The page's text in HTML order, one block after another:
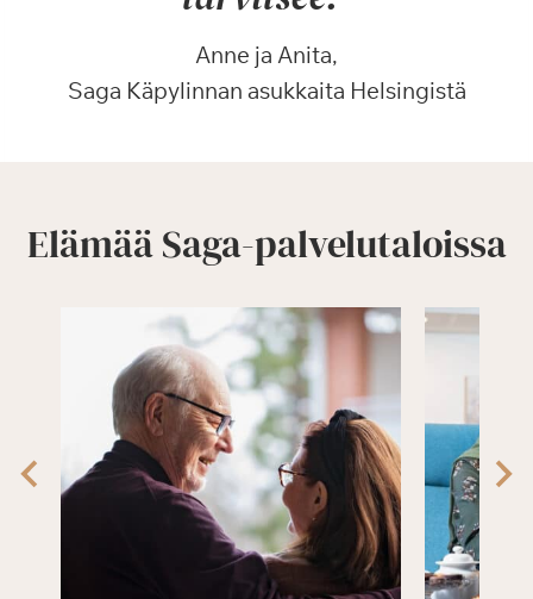
Anne ja Anita,
Saga Käpylinnan asukkaita Helsingistä
Elämää Saga-palvelutaloissa